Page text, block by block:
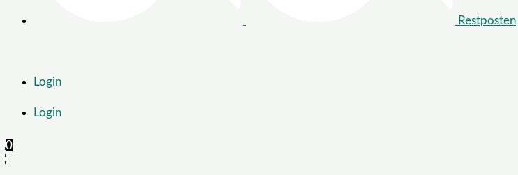
Restposten
Login
Login
0